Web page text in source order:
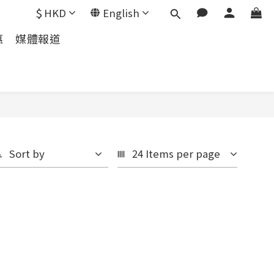
$ HKD English
媒體報道
Sort by 24 Items per page